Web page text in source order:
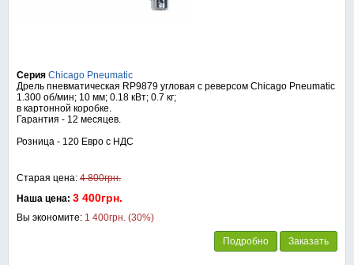
Серия Chicago Pneumatic
Дрель пневматическая RP9879 угловая с реверсом Chicago Pneumatic
1.300 об/мин; 10 мм; 0.18 кВт; 0.7 кг;
в картонной коробке.
Гарантия - 12 месяцев.
Розница - 120 Евро с НДС
Старая цена: 4 800грн.
Наша цена: 3 400грн.
Вы экономите: 1 400грн. (30%)
Подробно Заказать